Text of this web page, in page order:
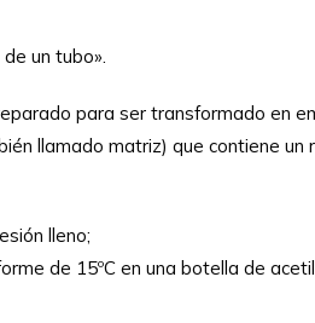
un tubo».
para ser transformado en
llamado matriz) que contiene un
lleno;
de 15ºC en una botella de